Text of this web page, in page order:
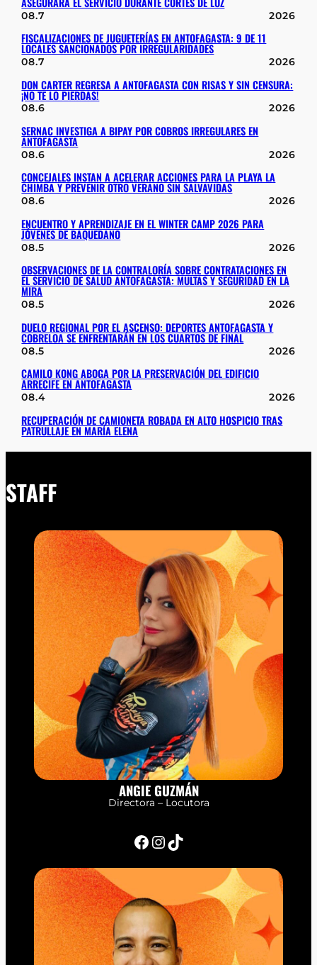
08.7 2026
FISCALIZACIONES DE JUGUETERÍAS EN ANTOFAGASTA: 9 DE 11
LOCALES SANCIONADOS POR IRREGULARIDADES
08.7 2026
DON CARTER REGRESA A ANTOFAGASTA CON RISAS Y SIN CENSURA:
¡NO TE LO PIERDAS!
08.6 2026
SERNAC INVESTIGA A BIPAY POR COBROS IRREGULARES EN
ANTOFAGASTA
08.6 2026
CONCEJALES INSTAN A ACELERAR ACCIONES PARA LA PLAYA LA
CHIMBA Y PREVENIR OTRO VERANO SIN SALVAVIDAS
08.6 2026
ENCUENTRO Y APRENDIZAJE EN EL WINTER CAMP 2026 PARA
JÓVENES DE BAQUEDANO
08.5 2026
OBSERVACIONES DE LA CONTRALORÍA SOBRE CONTRATACIONES EN
EL SERVICIO DE SALUD ANTOFAGASTA: MULTAS Y SEGURIDAD EN LA
MIRA
08.5 2026
DUELO REGIONAL POR EL ASCENSO: DEPORTES ANTOFAGASTA Y
COBRELOA SE ENFRENTARÁN EN LOS CUARTOS DE FINAL
08.5 2026
CAMILO KONG ABOGA POR LA PRESERVACIÓN DEL EDIFICIO
ARRECIFE EN ANTOFAGASTA
08.4 2026
RECUPERACIÓN DE CAMIONETA ROBADA EN ALTO HOSPICIO TRAS
PATRULLAJE EN MARÍA ELENA
STAFF
ANGIE GUZMÁN
Directora – Locutora
Facebook InstagramTikTok